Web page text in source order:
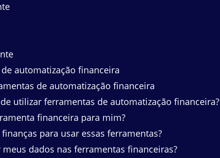
automatização financeira
de automatização financeira
utilizar ferramentas de automatização financeira?
financeira para mim?
para usar essas ferramentas?
dados nas ferramentas financeiras?